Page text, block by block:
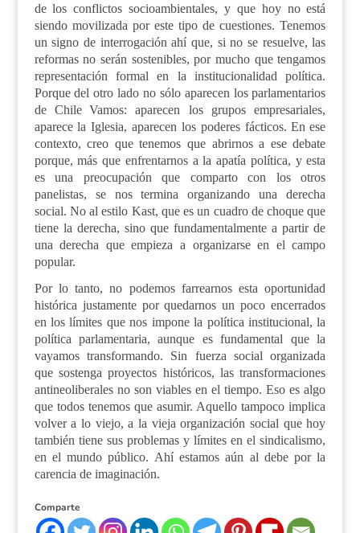
de los conflictos socioambientales, y que hoy no está
siendo movilizada por este tipo de cuestiones. Tenemos
un signo de interrogación ahí que, si no se resuelve, las
reformas no serán sostenibles, por mucho que tengamos
representación formal en la institucionalidad política.
Porque del otro lado no sólo aparecen los parlamentarios
de Chile Vamos: aparecen los grupos empresariales,
aparece laIglesia, aparecen los poderes fácticos. En ese
contexto, creo que tenemos que abrirnos a ese debate
porque, más que enfrentarnos a la apatía política, y esta
es una preocupación que comparto con los otros
panelistas, se nos termina organizando una derecha
social. No al estilo Kast, que es un cuadro de choque que
tiene la derecha, sino que fundamentalmente a partir de
una derecha que empieza a organizarse en el campo
popular.
Por lo tanto, no podemos farrearnos esta oportunidad
histórica justamente por quedarnos un poco encerrados
en los límites que nos impone la política institucional, la
política parlamentaria, aunque es fundamental que la
vayamos transformando. Sin fuerza social organizada
que sostenga proyectos históricos, las transformaciones
antineoliberales no son viables en el tiempo. Eso es algo
que todos tenemos que asumir. Aquello tampoco implica
volver a lo viejo, a la vieja organización social que hoy
también tiene sus problemas y límites en el sindicalismo,
en el mundo público. Ahí estamos aún al debe por la
carencia de imaginación.
Comparte